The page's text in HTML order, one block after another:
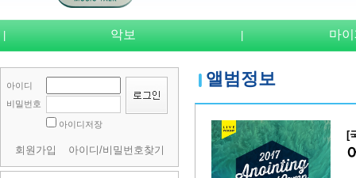
악보 마
아이디
비밀번호
아이디저장
회원가입 아이디/비밀번호찾기
앨범정보
[